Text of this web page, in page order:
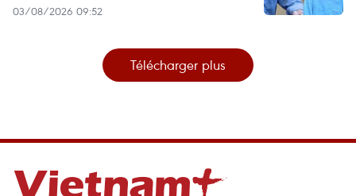
03/08/2026 09:52
Télécharger plus